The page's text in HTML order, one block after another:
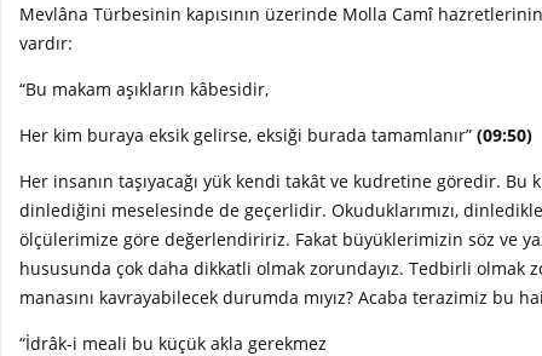
Mevlâna Türbesinin kapısının üzerinde Molla Camî
vardır:
“Bu makam aşıkların kâbesidir,
Her kim buraya eksik gelirse, eksiği burada tamamlanır” (09:50)
Her insanın taşıyacağı yük kendi takât ve kudretine göredir. Bu
dinlediğini meselesinde de geçerlidir. Okuduklarımızı,
ölçülerimize göre değerlendiririz. Fakat büyüklerimizin söz ve
hususunda çok daha dikkatli olmak zorundayız. Tedbirli olmak
manasını kavrayabilecek durumda mıyız? Acaba terazimiz bu
“İdrâk-i meali bu küçük akla gerekmez